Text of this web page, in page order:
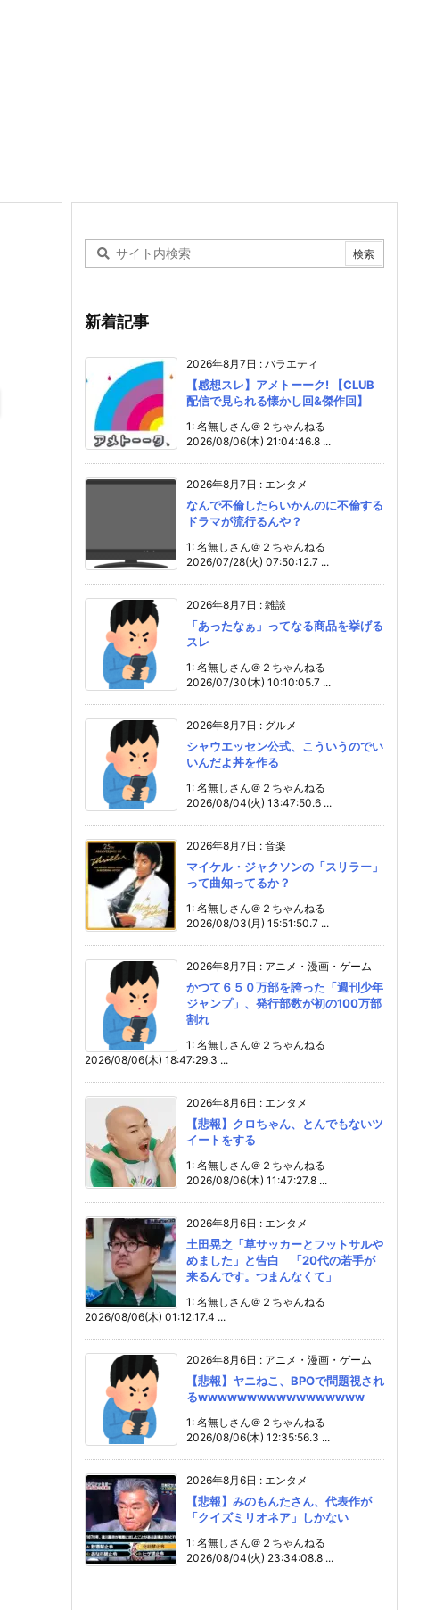
新着記事
2026年8月7日 : バラエティ
【感想スレ】アメトーーク! 【CLUB
配信で見られる懐かし回&傑作回】
1: 名無しさん＠２ちゃんねる
2026/08/06(木) 21:04:46.8 ...
2026年8月7日 : エンタメ
なんで不倫したらいかんのに不倫する
ドラマが流行るんや？
1: 名無しさん＠２ちゃんねる
2026/07/28(火) 07:50:12.7 ...
2026年8月7日 : 雑談
「あったなぁ」ってなる商品を挙げる
スレ
1: 名無しさん＠２ちゃんねる
2026/07/30(木) 10:10:05.7 ...
2026年8月7日 : グルメ
シャウエッセン公式、こういうのでい
いんだよ丼を作る
1: 名無しさん＠２ちゃんねる
2026/08/04(火) 13:47:50.6 ...
2026年8月7日 : 音楽
マイケル・ジャクソンの「スリラー」
って曲知ってるか？
1: 名無しさん＠２ちゃんねる
2026/08/03(月) 15:51:50.7 ...
2026年8月7日 : アニメ・漫画・ゲーム
かつて６５０万部を誇った「週刊少年
ジャンプ」、発行部数が初の100万部
割れ
1: 名無しさん＠２ちゃんねる
2026/08/06(木) 18:47:29.3 ...
2026年8月6日 : エンタメ
【悲報】クロちゃん、とんでもないツ
イートをする
1: 名無しさん＠２ちゃんねる
2026/08/06(木) 11:47:27.8 ...
2026年8月6日 : エンタメ
土田晃之「草サッカーとフットサルや
めました」と告白 「20代の若手が
来るんです。つまんなくて」
1: 名無しさん＠２ちゃんねる
2026/08/06(木) 01:12:17.4 ...
2026年8月6日 : アニメ・漫画・ゲーム
【悲報】ヤニねこ、BPOで問題視され
るwwwwwwwwwwwwwwwww
1: 名無しさん＠２ちゃんねる
2026/08/06(木) 12:35:56.3 ...
2026年8月6日 : エンタメ
【悲報】みのもんたさん、代表作が
「クイズミリオネア」しかない
1: 名無しさん＠２ちゃんねる
2026/08/04(火) 23:34:08.8 ...